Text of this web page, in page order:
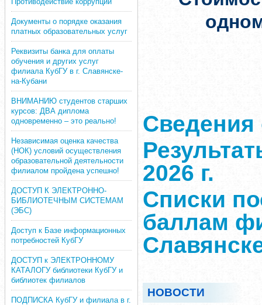
Документы о порядке оказания
платных образовательных услуг
Реквизиты банка для оплаты
обучения и других услуг
филиала КубГУ в г. Славянске-
на-Кубани
ВНИМАНИЮ студентов старших
курсов: ДВА диплома
одновременно – это реально!
Независимая оценка качества
(НОК) условий осуществления
образовательной деятельности
филиалом пройдена успешно!
ДОСТУП К ЭЛЕКТРОННО-
БИБЛИОТЕЧНЫМ СИСТЕМАМ
(ЭБС)
Доступ к Базе информационных
потребностей КубГУ
ДОСТУП к ЭЛЕКТРОННОМУ
КАТАЛОГУ библиотеки КубГУ и
библиотек филиалов
ПОДПИСКА КубГУ и филиала в г.
Сведения
2026 г.
Списки
баллам
НОВОСТИ